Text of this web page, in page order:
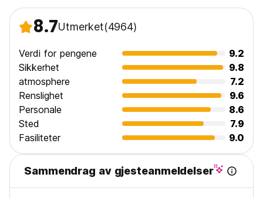
8.7Utmerket(4964)
Verdi for pengene
9.2
Sikkerhet
9.8
atmosphere
7.2
Renslighet
9.6
Personale
8.6
Sted
7.9
Fasiliteter
9.0
Sammendrag av gjesteanmeldelser